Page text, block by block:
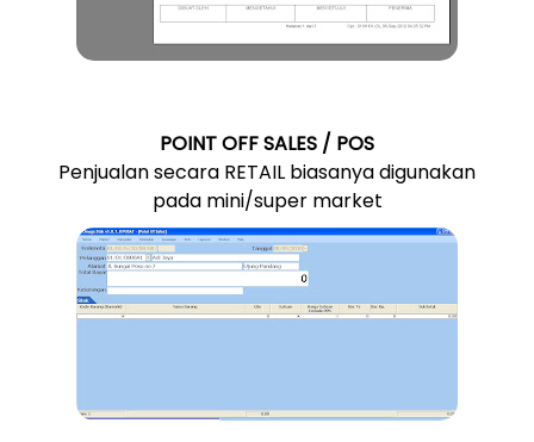
POINT OFF SALES / POS
Penjualan secara RETAIL biasanya digunakan
pada mini/super market